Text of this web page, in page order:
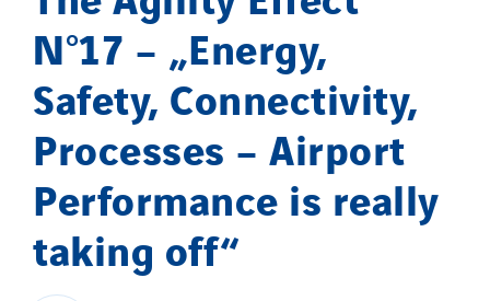
N°17 – „Energy,
Safety, Connectivity,
Processes – Airport
Performance is really
taking off“
Elec-sa
Electromontage
Elektro Stiller
Eltek Systems
Emil Lundgren
Enertech
Enfrasys
ENSYSTA Refrigeration
Entreprise IEP